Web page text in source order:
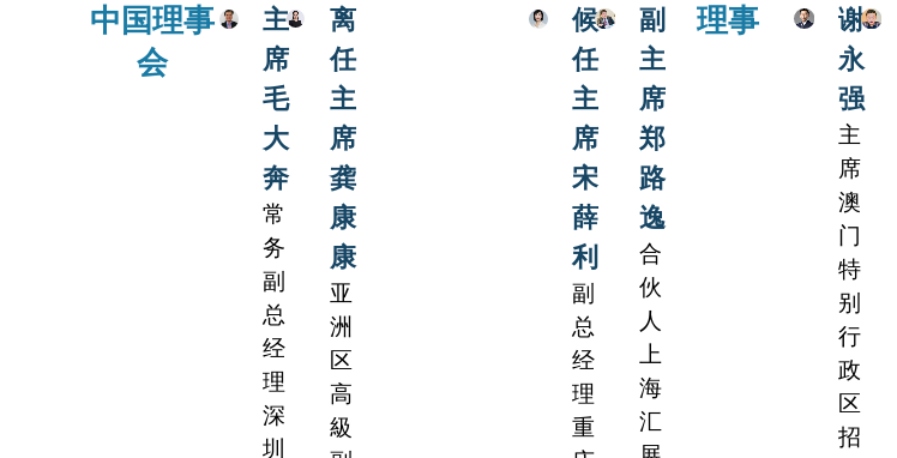
中国理事
会
主
席
毛
大
奔
常
务
副
总
经
理
深
圳
离
任
主
席
龚
康
康
亚
洲
区
高
級
候
任
主
席
宋
薛
利
副
总
经
理
重
副
主
席
郑
路
逸
合
伙
人
上
海
汇
理事
谢
永
强
主
席
澳
门
特
别
行
政
区
招